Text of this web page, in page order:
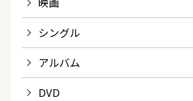
シングル
アルバム
DVD